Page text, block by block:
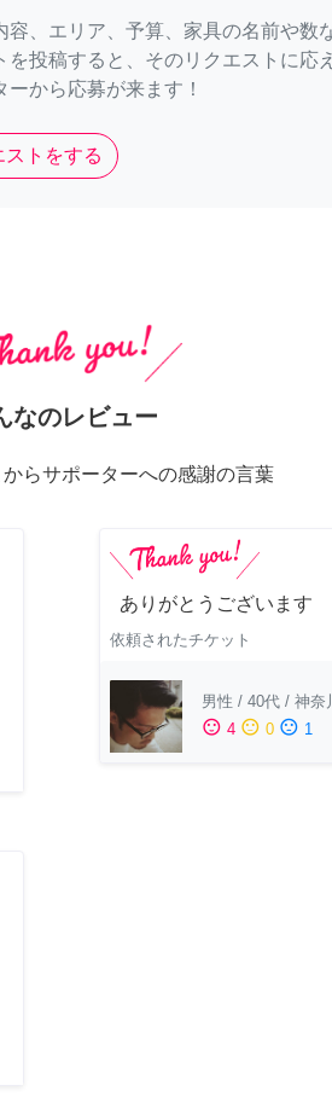
容、エリア、予算、家具の名前や数
を投稿すると、そのリクエストに応
ーから応募が来ます！
ストをする
なのレビュー
らサポーターへの感謝の言葉
ありがとうございます
依頼されたチケット
男性 / 40代 / 神奈
sentiment_satisfied 4 sentiment_neutral 0 sentiment_dissatisfied 1